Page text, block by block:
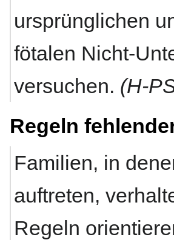
ursprünglichen
fötalen Nicht-
versuchen. (H-
Regeln
Familien, in
auftreten,
Regeln